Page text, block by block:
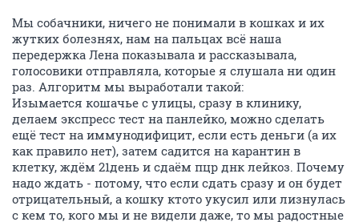
Мы собачники, ничего не понимали в кошках и их
жутких болезнях, нам на пальцах всё наша
передержка Лена показывала и рассказывала,
голосовики отправляла, которые я слушала ни один
раз. Алгоритм мы выработали такой:
Изымается кошачье с улицы, сразу в клинику,
делаем экспресс тест на панлейко, можно сделать
ещё тест на иммунодифицит, если есть деньги (а их
как правило нет), затем садится на карантин в
клетку, ждём 21день и сдаём пцр днк лейкоз. Почему
надо ждать - потому, что если сдать сразу и он будет
отрицательный, а кошку ктото укусил или лизнулась
с кем то, кого мы и не видели даже, то мы радостные